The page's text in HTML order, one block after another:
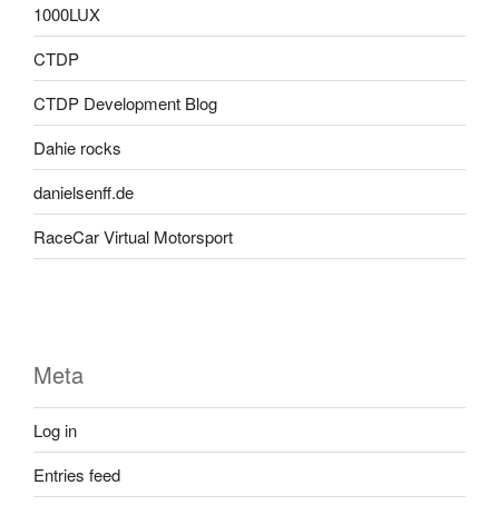
1000LUX
CTDP
CTDP Development Blog
Dahie rocks
danielsenff.de
RaceCar Virtual Motorsport
Meta
Log in
Entries feed